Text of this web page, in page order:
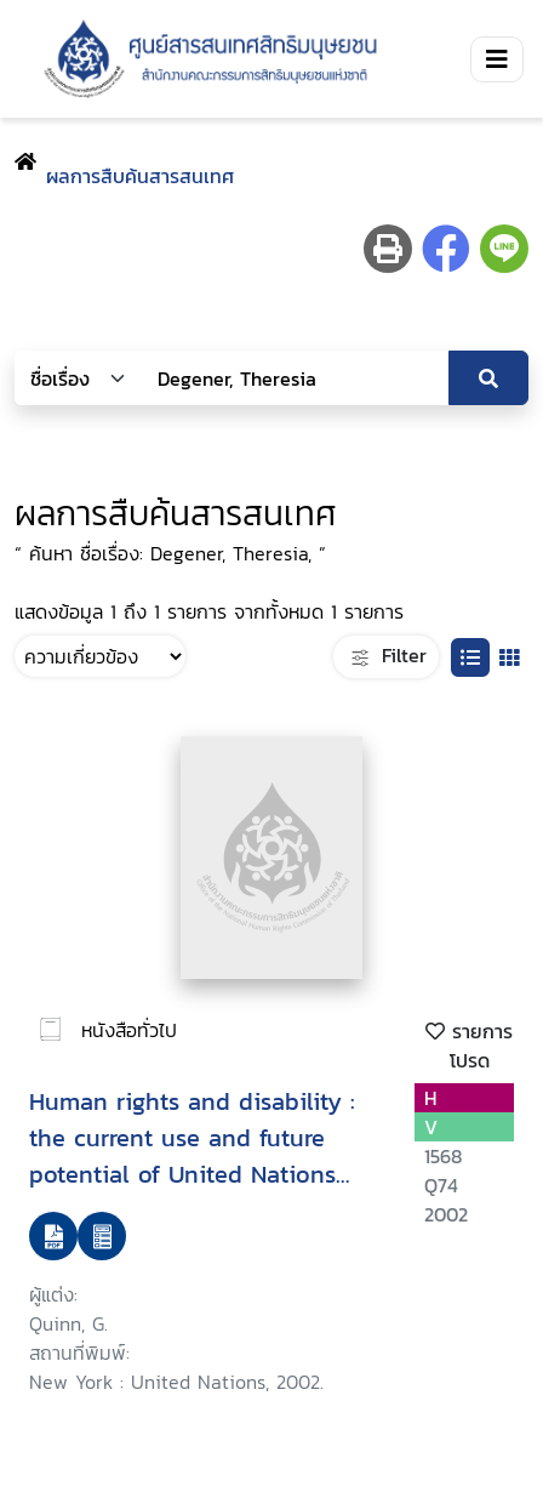
ผลการสืบค้นสารสนเทศ
ผลการสืบค้นสารสนเทศ
“ ค้นหา ชื่อเรื่อง: Degener, Theresia, ”
แสดงข้อมูล 1 ถึง 1 รายการ จากทั้งหมด 1 รายการ
Filter
หนังสือทั่วไป
รายการ
โปรด
Human rights and disability :
the current use and future
potential of United Nations
human rights instruments inthe
context of disability
ผู้แต่ง:
Quinn, G.
สถานที่พิมพ์:
New York : United Nations, 2002.
H
V
1568
Q74
2002